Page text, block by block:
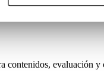
contenidos, evaluación